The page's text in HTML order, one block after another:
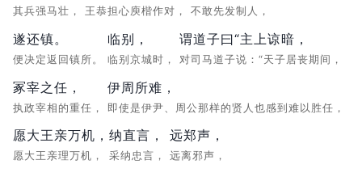
其兵强马壮， 王恭担心庾楷作对， 不敢先发制人，
遂还镇。
便决定返回镇所。
临别，
临别京城时，
谓道子曰“主上谅暗，
对司马道子说：“天子居丧期间，
冢宰之任，
执政宰相的重任，
伊周所难，
即使是伊尹、周公那样的贤人也感到难以胜任，
愿大王亲万机，
愿大王亲理万机，
纳直言，
采纳忠言，
远郑声，
远离邪声，